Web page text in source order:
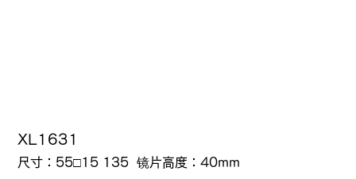
XL1631
尺寸：55□15 135 镜片高度：40mm